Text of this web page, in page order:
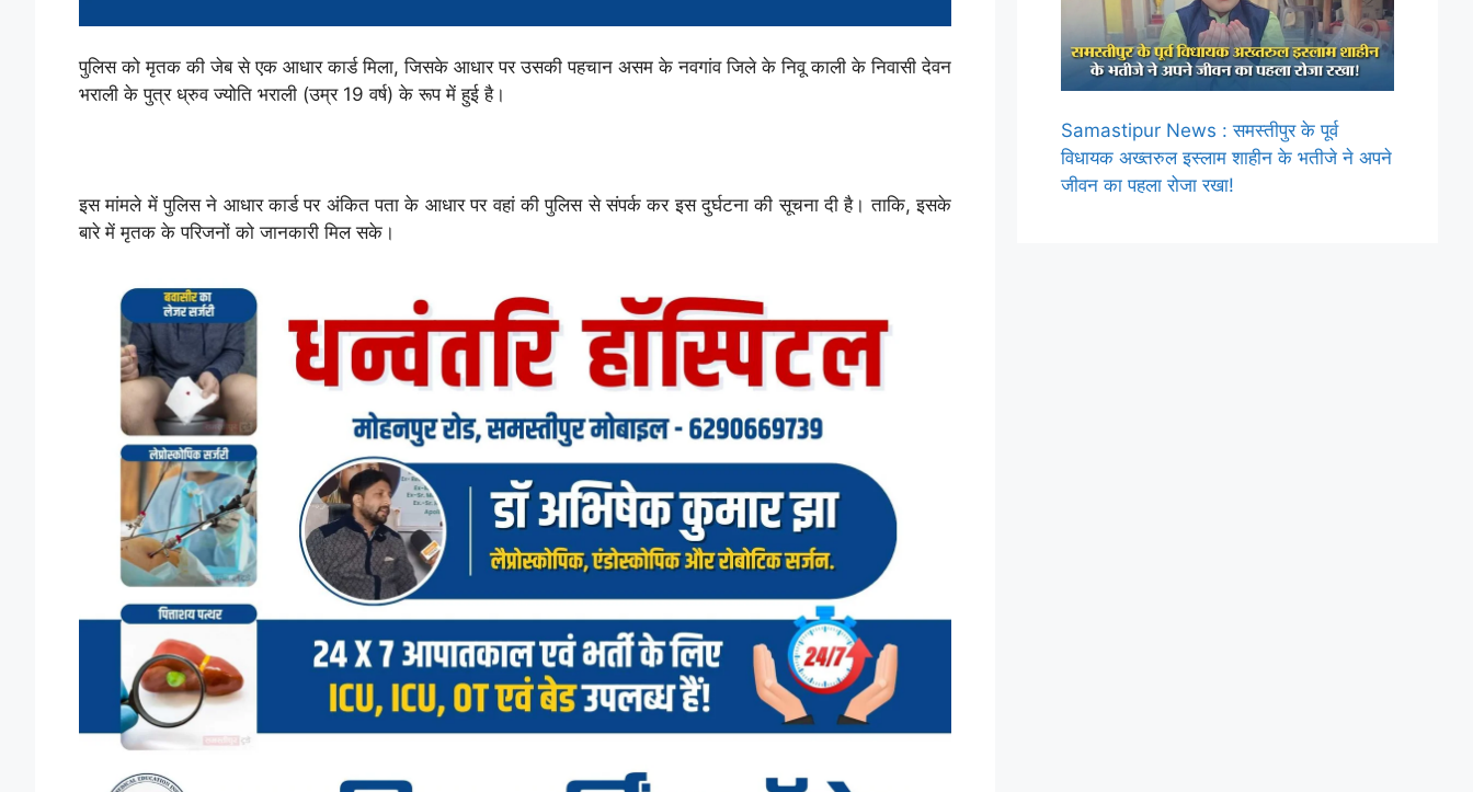
पुलिस को मृतक की जेब से एक आधार कार्ड मिला, जिसके आधार पर उसकी पहचान असम के नवगांव जिले के निवू काली के निवासी देवन
भराली के पुत्र ध्रुव ज्योति भराली (उम्र 19 वर्ष) के रूप में हुई है।
इस मांमले में पुलिस ने आधार कार्ड पर अंकित पता के आधार पर वहां की पुलिस से संपर्क कर इस दुर्घटना की सूचना दी है। ताकि, इसके
बारे में मृतक के परिजनों को जानकारी मिल सके।
Samastipur News : समस्तीपुर के पूर्व
विधायक अख्तरुल इस्लाम शाहीन के भतीजे ने अपने
जीवन का पहला रोजा रखा!